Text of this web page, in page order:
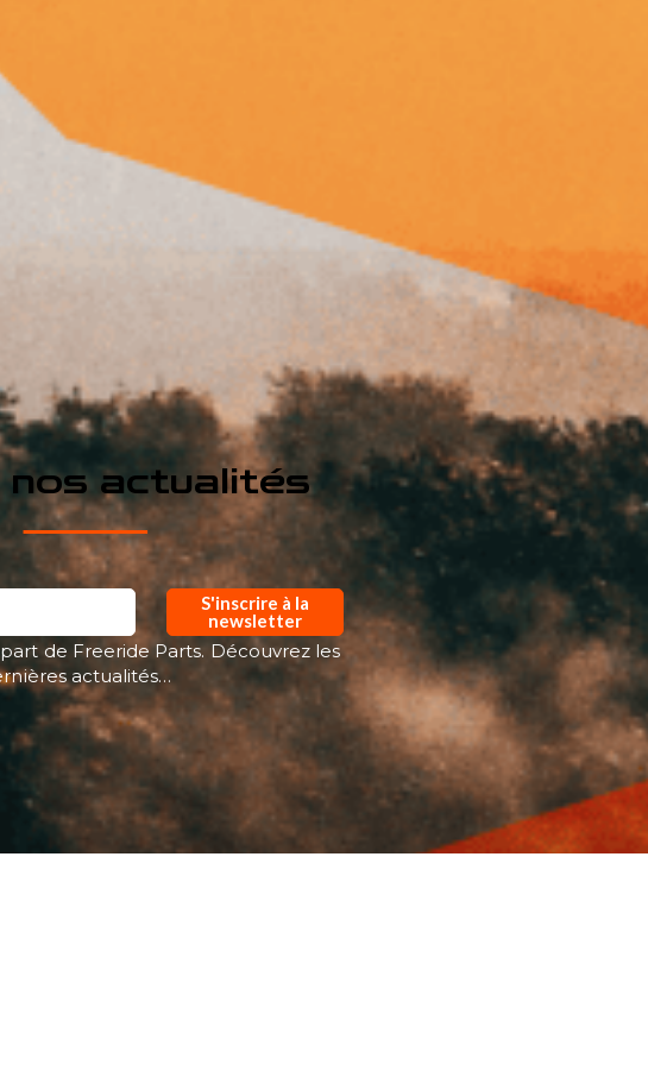
nos actualités
S'inscrire à la
newsletter
de Freeride Parts. Découvrez les
actualités…